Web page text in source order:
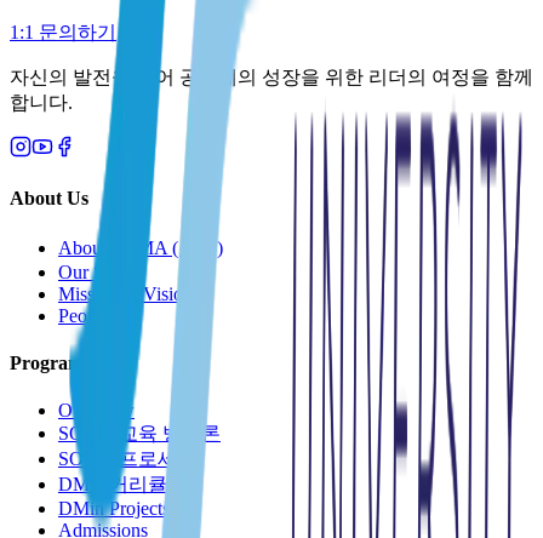
1:1 문의하기
자신의 발전을 넘어 공동체의 성장을 위한 리더의 여정을 함께
합니다.
About Us
About SOMA (소개)
Our Story
Mission & Vision
People
Programs
Overview
SOMA 교육 방법론
SOMA 프로세스
DMin 커리큘럼
DMin Projects
Admissions